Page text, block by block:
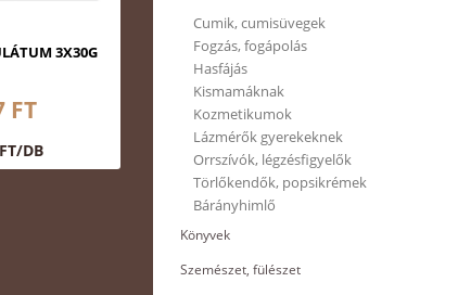
3X30G
FT
DB
Cumik, cumisüvegek
Fogzás, fogápolás
Hasfájás
Kismamáknak
Kozmetikumok
Lázmérők gyerekeknek
Orrszívók, légzésfigyelők
Törlőkendők, popsikrémek
Bárányhimlő
Könyvek
Szemészet, fülészet